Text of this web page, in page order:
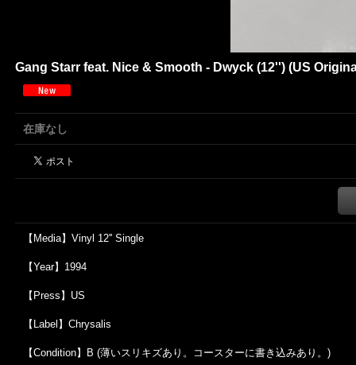
Gang Starr feat. Nice & Smooth - Dwyck (12'') (US
在庫なし
【Media】Vinyl 12'' Single
【Year】1994
【Press】US
【Label】Chrysalis
【Condition】B (薄いスリキズあり。コースターに書き込みあり。)